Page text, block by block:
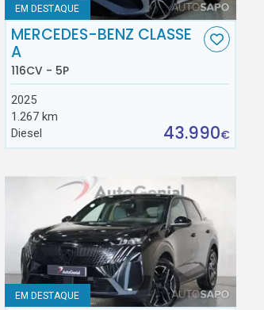
EM DESTAQUE
MERCEDES-BENZ CLASSE
A
116CV - 5P
2025
1.267 km
Diesel
43.990€
EM DESTAQUE